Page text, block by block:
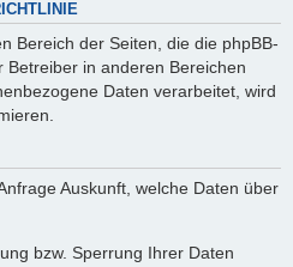
Bereich der Seiten, die die phpBB-
in anderen Bereichen
Daten verarbeitet, wird
Auskunft, welche Daten über
bzw. Sperrung Ihrer Daten